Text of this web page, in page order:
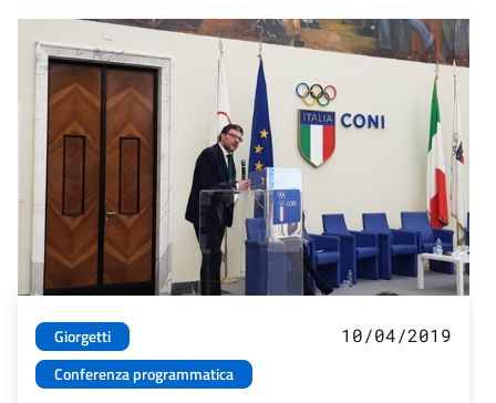
Giorgetti
Conferenza programmatica
10/04/2019